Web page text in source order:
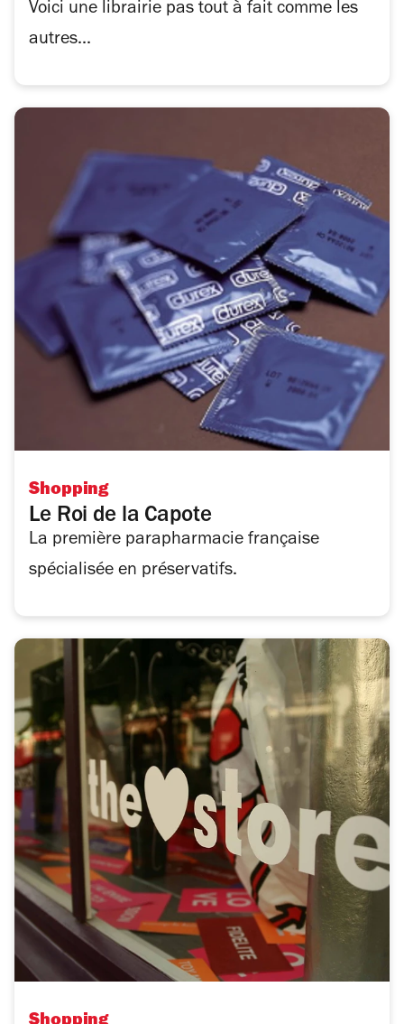
Voici une librairie pas tout à fait comme les
autres...
Shopping
Le Roi de la Capote
La première parapharmacie française
spécialisée en préservatifs.